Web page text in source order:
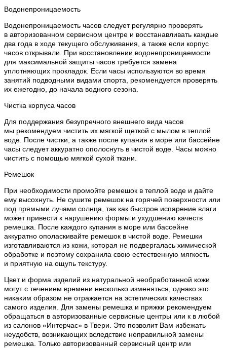
Водонепроницаемость
Водонепроницаемость часов следует регулярно проверять
в авторизованном сервисном центре и восстанавливать каждые
два года в ходе текущего обслуживания, а также если корпус
часов открывали. При восстановлении водонепроницаемости
для максимальной защиты часов требуется замена
уплотняющих прокладок. Если часы используются во время
занятий подводными видами спорта, рекомендуется проверять
их ежегодно, до начала водного сезона.
Чистка корпуса часов
Для поддержания безупречного внешнего вида часов
мы рекомендуем чистить их мягкой щеткой с мылом в теплой
воде. После чистки, а также после купания в море или бассейне
часы следует аккуратно ополоснуть в чистой воде. Часы можно
чистить с помощью мягкой сухой ткани.
Ремешок
При необходимости промойте ремешок в теплой воде и дайте
ему высохнуть. Не сушите ремешок на горячей поверхности или
под прямыми лучами солнца, так как быстрое испарение влаги
может привести к нарушению формы и ухудшению качеств
ремешка. После каждого купания в море или бассейне
аккуратно ополаскивайте ремешок в чистой воде. Ремешки
изготавливаются из кожи, которая не подвергалась химической
обработке и поэтому сохранила свою естественную мягкость
и приятную на ощупь текстуру.
Цвет и форма изделий из натуральной необработанной кожи
могут с течением времени несколько изменяться, однако это
никаким образом не отражается на эстетических качествах
самого изделия. Для замены ремешка и пряжки рекомендуем
обращаться в авторизованные сервисные центры или к в любой
из салонов «Интерчас» в Твери. Это позволит Вам избежать
неудобств, возникающих вследствие неправильной замены
ремешка. Только авторизованный сервисный центр или